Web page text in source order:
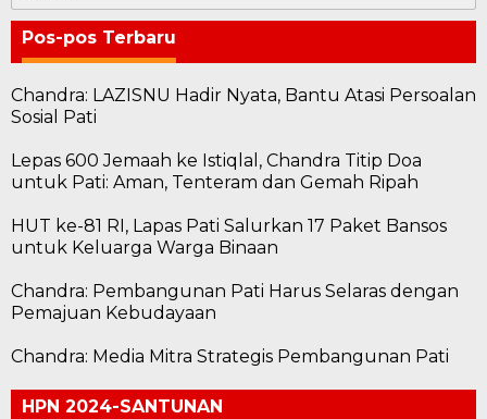
Pos-pos Terbaru
Chandra: LAZISNU Hadir Nyata, Bantu Atasi Persoalan
Sosial Pati
Lepas 600 Jemaah ke Istiqlal, Chandra Titip Doa
untuk Pati: Aman, Tenteram dan Gemah Ripah
HUT ke-81 RI, Lapas Pati Salurkan 17 Paket Bansos
untuk Keluarga Warga Binaan
Chandra: Pembangunan Pati Harus Selaras dengan
Pemajuan Kebudayaan
Chandra: Media Mitra Strategis Pembangunan Pati
HPN 2024-SANTUNAN